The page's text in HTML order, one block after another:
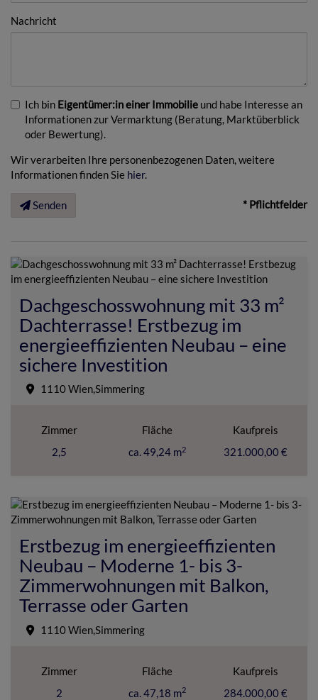
Nachricht
Ich bin Eigentümer:in einer Immobilie und habe Interesse an
Informationen zur Vermarktung (Beratung, Marktüberblick
oder Bewertung).
Wir verarbeiten Ihre personenbezogenen Daten, weitere
Informationen finden Sie hier.
Senden * Pflichtfelder
Dachgeschosswohnung mit 33 m²
Dachterrasse! Erstbezug im
energieeffizienten Neubau – eine
sichere Investition
1110 Wien,Simmering
Zimmer
2,5
Fläche
ca. 49,24 m2
Kaufpreis
321.000,00 €
Erstbezug im energieeffizienten
Neubau – Moderne 1- bis 3-
Zimmerwohnungen mit Balkon,
Terrasse oder Garten
1110 Wien,Simmering
Zimmer
2
Fläche
ca. 47,18 m2
Kaufpreis
284.000,00 €